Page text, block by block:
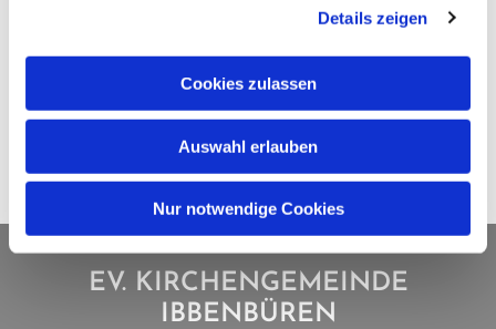
Details zeigen
Cookies zulassen
Auswahl erlauben
Nur notwendige Cookies
EV. KIRCHENGEMEINDE
IBBENBÜREN